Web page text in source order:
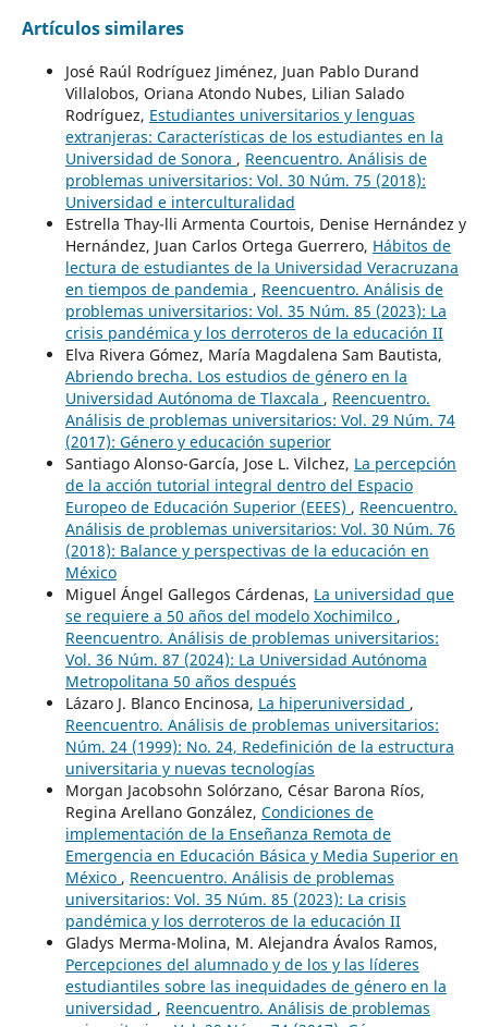
Artículos similares
José Raúl Rodríguez Jiménez, Juan Pablo Durand
Villalobos, Oriana Atondo Nubes, Lilian Salado
Rodríguez, Estudiantes universitarios y lenguas
extranjeras: Características de los estudiantes en la
Universidad de Sonora , Reencuentro. Análisis de
problemas universitarios: Vol. 30 Núm. 75 (2018):
Universidad e interculturalidad
Estrella Thay-lli Armenta Courtois, Denise Hernández y
Hernández, Juan Carlos Ortega Guerrero, Hábitos de
lectura de estudiantes de la Universidad Veracruzana
en tiempos de pandemia , Reencuentro. Análisis de
problemas universitarios: Vol. 35 Núm. 85 (2023): La
crisis pandémica y los derroteros de la educación II
Elva Rivera Gómez, María Magdalena Sam Bautista,
Abriendo brecha. Los estudios de género en la
Universidad Autónoma de Tlaxcala , Reencuentro.
Análisis de problemas universitarios: Vol. 29 Núm. 74
(2017): Género y educación superior
Santiago Alonso-García, Jose L. Vilchez, La percepción
de la acción tutorial integral dentro del Espacio
Europeo de Educación Superior (EEES) , Reencuentro.
Análisis de problemas universitarios: Vol. 30 Núm. 76
(2018): Balance y perspectivas de la educación en
México
Miguel Ángel Gallegos Cárdenas, La universidad que
se requiere a 50 años del modelo Xochimilco ,
Reencuentro. Análisis de problemas universitarios:
Vol. 36 Núm. 87 (2024): La Universidad Autónoma
Metropolitana 50 años después
Lázaro J. Blanco Encinosa, La hiperuniversidad ,
Reencuentro. Análisis de problemas universitarios:
Núm. 24 (1999): No. 24, Redefinición de la estructura
universitaria y nuevas tecnologías
Morgan Jacobsohn Solórzano, César Barona Ríos,
Regina Arellano González, Condiciones de
implementación de la Enseñanza Remota de
Emergencia en Educación Básica y Media Superior en
México , Reencuentro. Análisis de problemas
universitarios: Vol. 35 Núm. 85 (2023): La crisis
pandémica y los derroteros de la educación II
Gladys Merma-Molina, M. Alejandra Ávalos Ramos,
Percepciones del alumnado y de los y las líderes
estudiantiles sobre las inequidades de género en la
universidad , Reencuentro. Análisis de problemas